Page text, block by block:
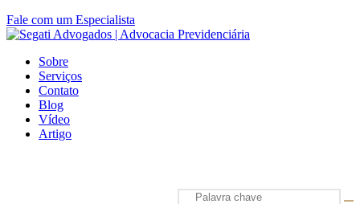
Fale com um Especialista
Sobre
Serviços
Contato
Blog
Vídeo
Artigo